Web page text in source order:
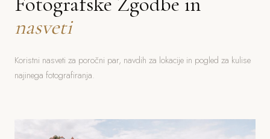
nasveti
Koristni nasveti za poročni par, navdih za lokacije in pogled za kulise
najinega fotografiranja.